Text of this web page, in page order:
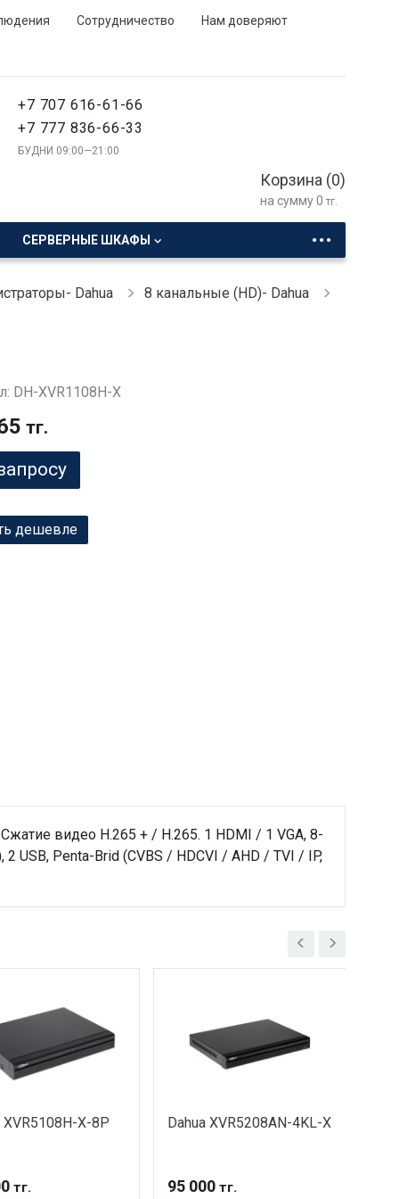
Сотрудничество Нам доверяют
+7 707 616-61-66
+7 777 836-66-33
БУДНИ 09:00—21:00
Корзина (0)
на сумму0 тг.
СЕРВЕРНЫЕ ШКАФЫ ...
Dahua 8 канальные (HD)- Dahua
DH-XVR1108H-X
тг.
дешевле
видео H.265 + / H.265. 1 HDMI / 1 VGA, 8-
USB, Penta-Brid (CVBS / HDCVI / AHD / TVI / IP,
XVR5108H-X-8P
тг.
Dahua XVR5208AN-4KL-X
95 000 тг.